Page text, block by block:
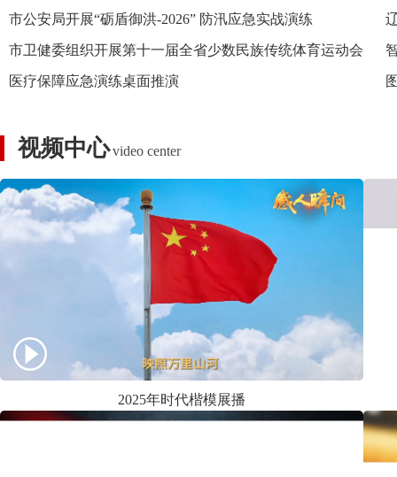
市公安局开展“砺盾御洪-2026” 防汛应急实战演练
市卫健委组织开展第十一届全省少数民族传统体育运动会
医疗保障应急演练桌面推演
视频中心video center
2025年时代楷模展播